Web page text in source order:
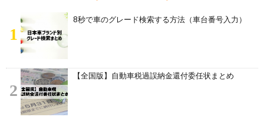
1
8秒で車のグレード検索する方法（車台番号入力）
2
【全国版】自動車税過誤納金還付委任状まとめ